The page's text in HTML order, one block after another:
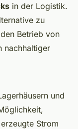
in der Logistik.
zu
Betrieb von
nachhaltiger
und
Strom